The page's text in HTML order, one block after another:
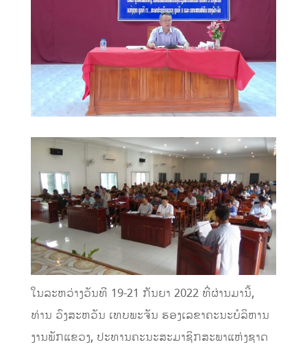
ໃນລະຫວ່າງວັນທີ 19-21 ກັນຍາ 2022 ທີ່ຜ່ານມານີ້,
ທ່ານ ວົງສະຫວັນ ເທບພະຈັນ ຮອງເລຂາຄະນະບໍລິຫານ
ງານພັກແຂວງ, ປະທານຄະນະສະມາຊິກສະພາແຫ່ງຊາດ